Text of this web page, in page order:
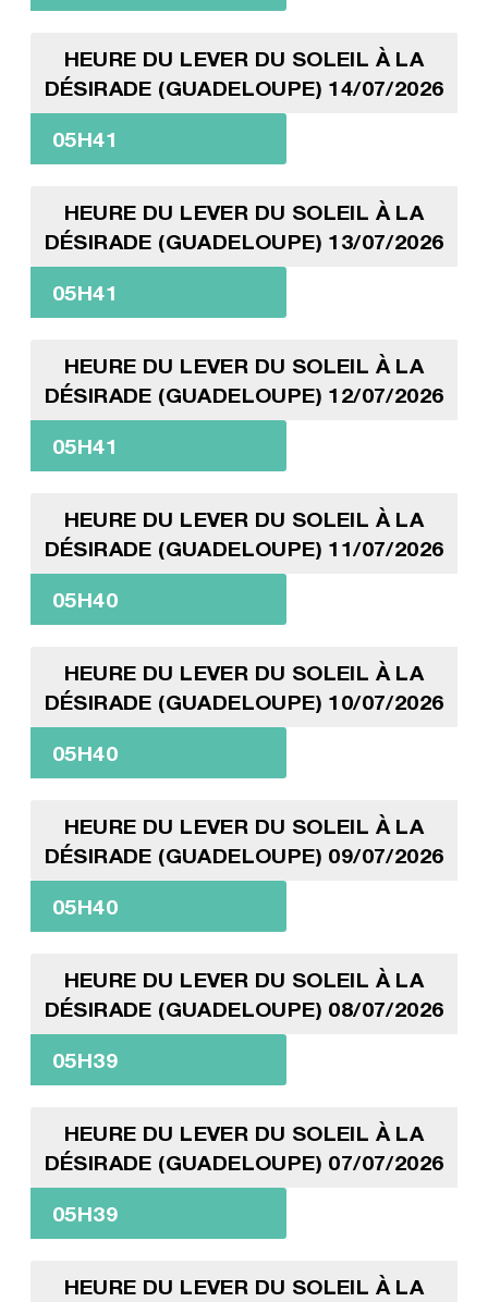
HEURE DU LEVER DU SOLEIL À LA
DÉSIRADE (GUADELOUPE) 14/07/2026
05H41
HEURE DU LEVER DU SOLEIL À LA
DÉSIRADE (GUADELOUPE) 13/07/2026
05H41
HEURE DU LEVER DU SOLEIL À LA
DÉSIRADE (GUADELOUPE) 12/07/2026
05H41
HEURE DU LEVER DU SOLEIL À LA
DÉSIRADE (GUADELOUPE) 11/07/2026
05H40
HEURE DU LEVER DU SOLEIL À LA
DÉSIRADE (GUADELOUPE) 10/07/2026
05H40
HEURE DU LEVER DU SOLEIL À LA
DÉSIRADE (GUADELOUPE) 09/07/2026
05H40
HEURE DU LEVER DU SOLEIL À LA
DÉSIRADE (GUADELOUPE) 08/07/2026
05H39
HEURE DU LEVER DU SOLEIL À LA
DÉSIRADE (GUADELOUPE) 07/07/2026
05H39
HEURE DU LEVER DU SOLEIL À LA